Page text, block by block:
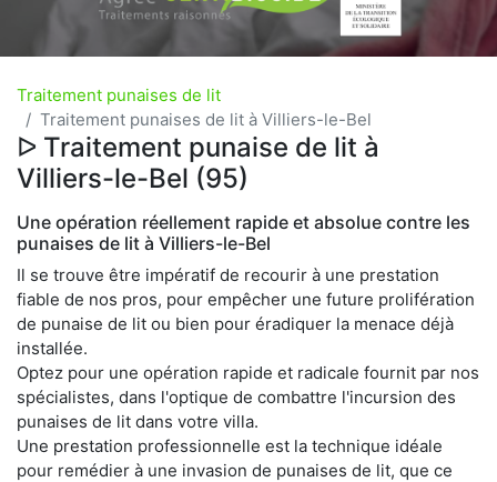
Traitement punaises de lit
Traitement punaises de lit à Villiers-le-Bel
ᐅ Traitement punaise de lit à
Villiers-le-Bel (95)
Une opération réellement rapide et absolue contre les
punaises de lit à Villiers-le-Bel
Il se trouve être impératif de recourir à une prestation
fiable de nos pros, pour empêcher une future prolifération
de punaise de lit ou bien pour éradiquer la menace déjà
installée.
Optez pour une opération rapide et radicale fournit par nos
spécialistes, dans l'optique de combattre l'incursion des
punaises de lit dans votre villa.
Une prestation professionnelle est la technique idéale
pour remédier à une invasion de punaises de lit, que ce